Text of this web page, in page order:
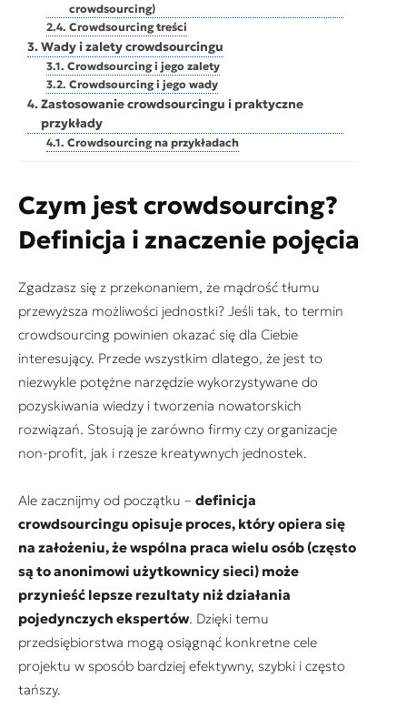
crowdsourcing)
Crowdsourcing treści
Wady i zalety crowdsourcingu
Crowdsourcing i jego zalety
Crowdsourcing i jego wady
Zastosowanie crowdsourcingu i praktyczne
przykłady
Crowdsourcing na przykładach
Czym jest crowdsourcing?
Definicja i znaczenie pojęcia
Zgadzasz się z przekonaniem, że mądrość tłumu
przewyższa możliwości jednostki? Jeśli tak, to termin
crowdsourcing powinien okazać się dla Ciebie
interesujący. Przede wszystkim dlatego, że jest to
niezwykle potężne narzędzie wykorzystywane do
pozyskiwania wiedzy i tworzenia nowatorskich
rozwiązań. Stosują je zarówno firmy czy organizacje
non-profit, jak i rzesze kreatywnych jednostek.
Ale zacznijmy od początku – definicja
crowdsourcingu opisuje proces, który opiera się
na założeniu, że wspólna praca wielu osób (często
są to anonimowi użytkownicy sieci) może
przynieść lepsze rezultaty niż działania
pojedynczych ekspertów. Dzięki temu
przedsiębiorstwa mogą osiągnąć konkretne cele
projektu w sposób bardziej efektywny, szybki i często
tańszy.